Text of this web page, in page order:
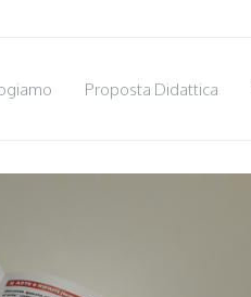
Proposta Didattica